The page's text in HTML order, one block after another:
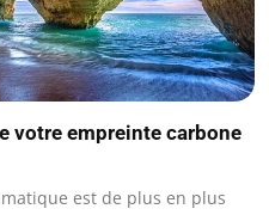
votre empreinte carbone
est de plus en plus